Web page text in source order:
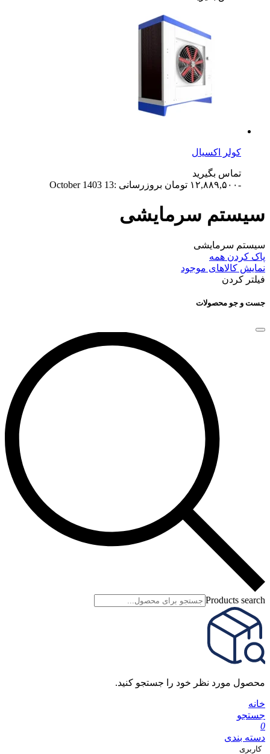
کولر اکسیال
تماس بگیرید
-۱۲,۸۸۹,۵۰۰
تومان بروزرسانی :13 October 1403
سیستم سرمایشی
سیستم سرمایشی
پاک کردن همه
نمایش کالاهای موجود
فیلتر کردن
جست و جو محصولات
Products search
محصول مورد نظر خود را جستجو کنید.
خانه
جستجو
0
دسته بندی
کاربری